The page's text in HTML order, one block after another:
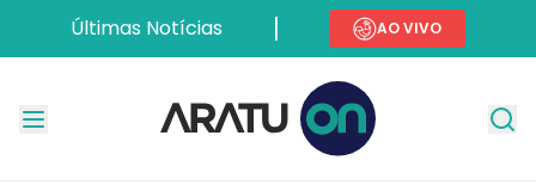
Últimas Notícias AO VIVO